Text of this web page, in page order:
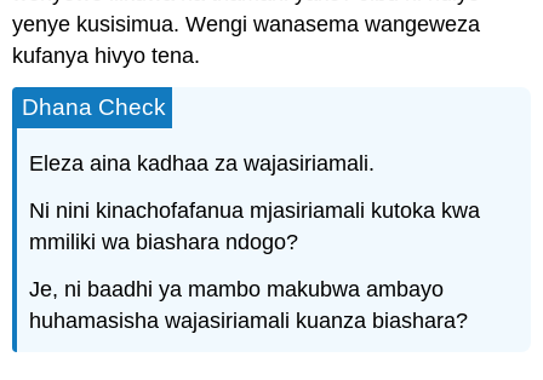
yenye kusisimua. Wengi wanasema wangeweza
kufanya hivyo tena.
Dhana Check
Eleza aina kadhaa za wajasiriamali.
Ni nini kinachofafanua mjasiriamali kutoka kwa
mmiliki wa biashara ndogo?
Je, ni baadhi ya mambo makubwa ambayo
huhamasisha wajasiriamali kuanza biashara?